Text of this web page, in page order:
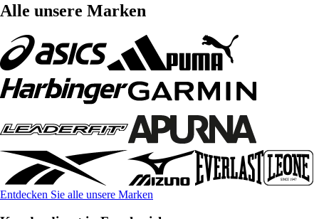
Alle unsere Marken
Entdecken Sie alle unsere Marken